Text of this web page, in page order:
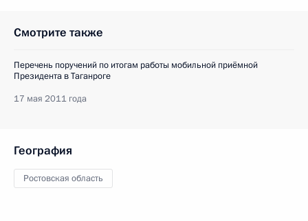
Смотрите также
Перечень поручений по итогам работы мобильной приёмной
Президента в Таганроге
17 мая 2011 года
География
Ростовская область